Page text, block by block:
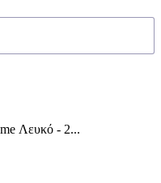
Λευκό - 2...